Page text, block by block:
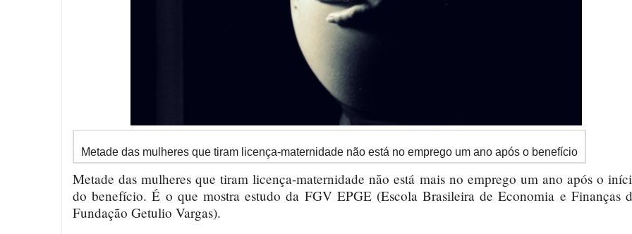
Metade das mulheres que tiram licença-maternidade não está no emprego um ano após o benefício
Metade das mulheres que tiram licença-maternidade não está mais no emprego um ano após o
do benefício. É o que mostra estudo da FGV EPGE (Escola Brasileira de Economia e Finanças
Fundação Getulio Vargas).